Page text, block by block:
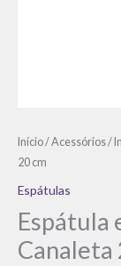
Início/Acessórios/
20 cm
Espátulas
Espátula
Canaleta